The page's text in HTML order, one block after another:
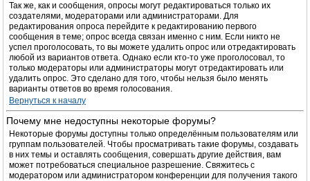
Так же, как и сообщения, опросы могут редактироваться только их
создателями, модераторами или администраторами. Для
редактирования опроса перейдите к редактированию первого
сообщения в теме; опрос всегда связан именно с ним. Если никто не
успел проголосовать, то вы можете удалить опрос или отредактировать
любой из вариантов ответа. Однако если кто-то уже проголосовал, то
только модераторы или администраторы могут отредактировать или
удалить опрос. Это сделано для того, чтобы нельзя было менять
варианты ответов во время голосования.
Вернуться к началу
Почему мне недоступны некоторые форумы?
Некоторые форумы доступны только определённым пользователям или
группам пользователей. Чтобы просматривать такие форумы, создавать
в них темы и оставлять сообщения, совершать другие действия, вам
может потребоваться специальное разрешение. Свяжитесь с
модератором или администратором конференции для получения такого